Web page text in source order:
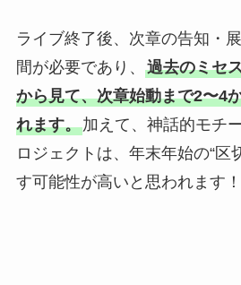
ライブ終了後、次章の告知・
間が必要であり、 過去のミセ
から見て、次章始動まで2〜4
れます。加えて、神話的モチ
ロジェクトは、年末年始の“区
す可能性が高いと思われます！